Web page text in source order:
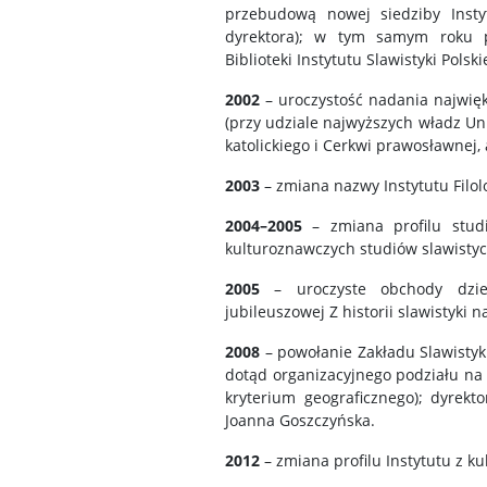
przebudową nowej siedziby
dyrektora); w tym samym roku
Biblioteki Instytutu Slawistyki
2002 – uroczystość nadania
(przy udziale najwyższych władz
katolickiego i Cerkwi
2003 – zmiana nazwy Instytutu
2004–2005 – zmiana profilu
kulturoznawczych studiów
2005 – uroczyste obchody
jubileuszowej Z historii slawistyki
2008 – powołanie Zakładu
dotąd organizacyjnego podziału
kryterium geograficznego);
Joanna Goszczyńska.
2012 – zmiana profilu Instytutu z